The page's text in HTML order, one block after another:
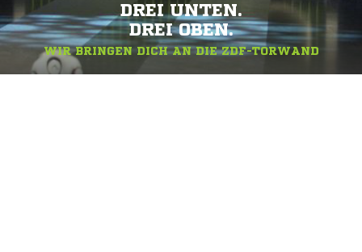
DREI UNTEN.
DREI OBEN.
WIR BRINGEN DICH AN DIE ZDF-TORWAND